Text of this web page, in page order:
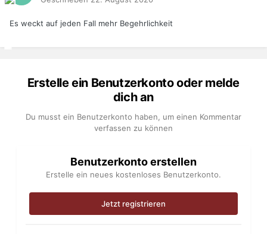
Es weckt auf jeden Fall mehr Begehrlichkeit
Erstelle ein Benutzerkonto oder melde
dich an
Du musst ein Benutzerkonto haben, um einen Kommentar
verfassen zu können
Benutzerkonto erstellen
Erstelle ein neues kostenloses Benutzerkonto.
Jetzt registrieren